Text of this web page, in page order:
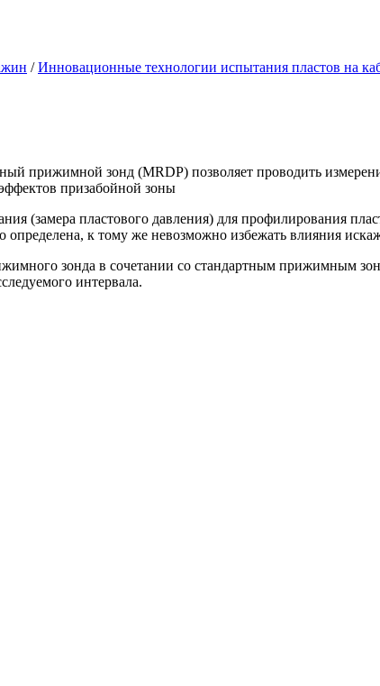
/Инновационные технологии испытания пластов на
прижимной зонд (MRDP) позволяет проводить
призабойной зоны
(замера пластового давления) для профилирования
определена, к тому же невозможно избежать влияния
зонда в сочетании со стандартным прижимным
интервала.